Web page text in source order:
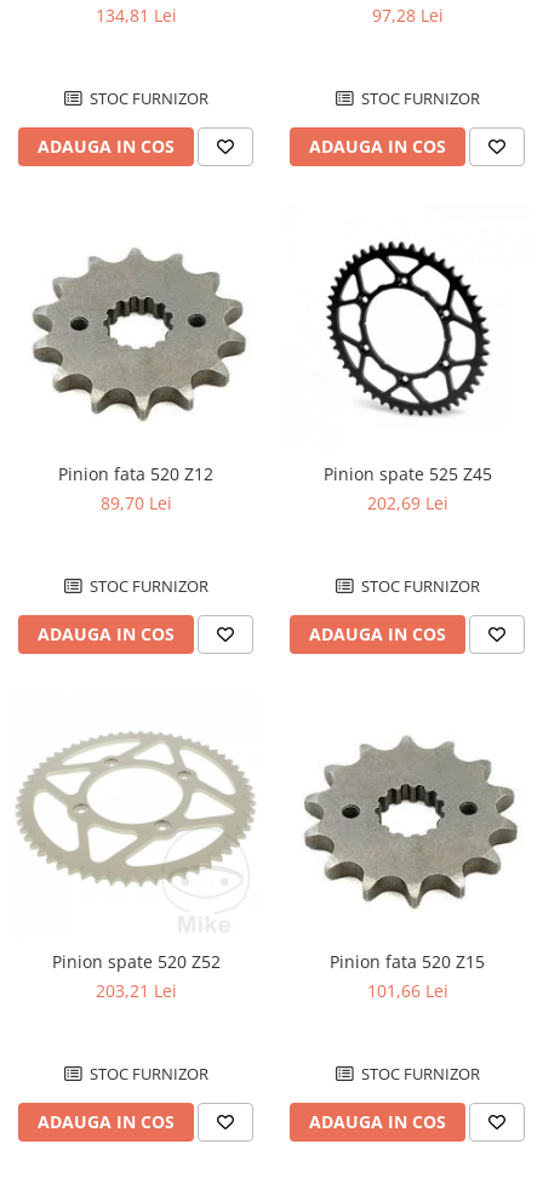
134,81 Lei
STOC FURNIZOR
ADAUGA IN COS
97,28 Lei
STOC FURNIZOR
ADAUGA IN COS
Pinion fata 520 Z12
89,70 Lei
STOC FURNIZOR
ADAUGA IN COS
Pinion spate 525 Z45
202,69 Lei
STOC FURNIZOR
ADAUGA IN COS
Pinion spate 520 Z52
203,21 Lei
STOC FURNIZOR
ADAUGA IN COS
Pinion fata 520 Z15
101,66 Lei
STOC FURNIZOR
ADAUGA IN COS